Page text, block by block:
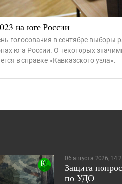
на юге России
голосования в сентябре выборы
юга России. О некоторых
в справке «Кавказского узла».
06 августа 2026,
Защита
по УДО